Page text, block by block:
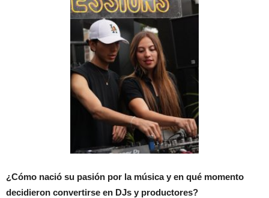
¿Cómo nació su pasión por la música y en qué momento
decidieron convertirse en DJs y productores?